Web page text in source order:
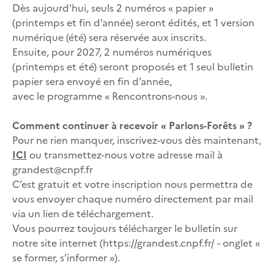
Dès aujourd'hui, seuls 2 numéros « papier »
(printemps et fin d’année) seront édités, et 1 version
numérique (été) sera réservée aux inscrits.
Ensuite, pour 2027, 2 numéros numériques
(printemps et été) seront proposés et 1 seul bulletin
papier sera envoyé en fin d’année,
avec le programme « Rencontrons-nous ».
Comment continuer à recevoir « Parlons-Forêts » ?
Pour ne rien manquer, inscrivez-vous dès maintenant,
ICI ou transmettez-nous votre adresse mail à
grandest@cnpf.fr
C’est gratuit et votre inscription nous permettra de
vous envoyer chaque numéro directement par mail
via un lien de téléchargement.
Vous pourrez toujours télécharger le bulletin sur
notre site internet (https://grandest.cnpf.fr/ - onglet «
se former, s’informer »).